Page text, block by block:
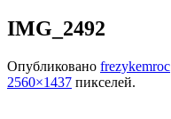
IMG_2492
Опубликовано frezykemroc
2560×1437 пикселей.